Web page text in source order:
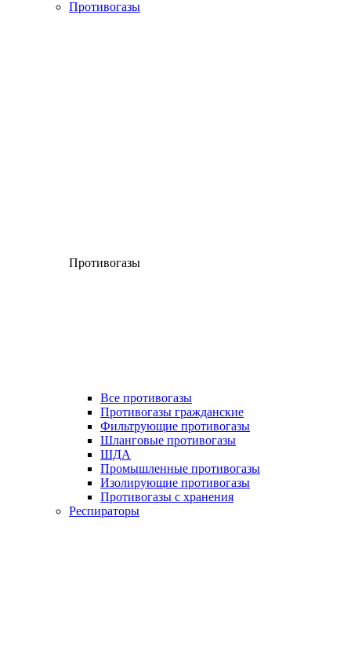
Противогазы
Противогазы
Все противогазы
Противогазы гражданские
Фильтрующие противогазы
Шланговые противогазы
ШДА
Промышленные противогазы
Изолирующие противогазы
Противогазы с хранения
Респираторы